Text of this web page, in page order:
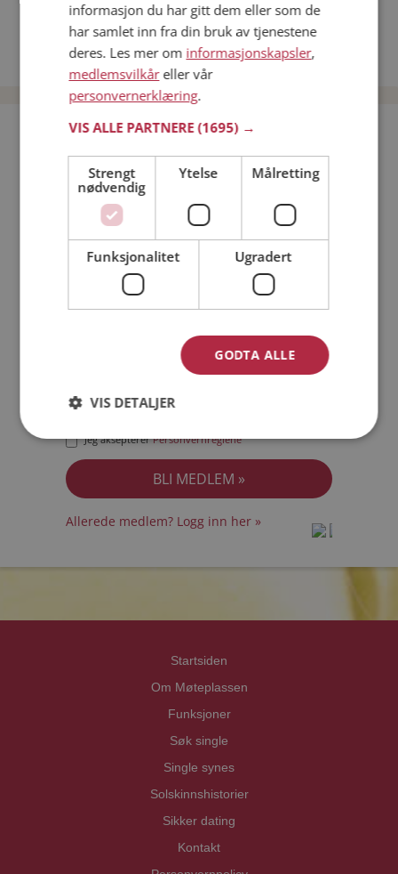
Kvinner fra Sandefjord
Date kvinner i Norge
Date menn i Norge
Bli medlem gratis!
Jeg er en:
Jeg akseptererPersonvernreglene
Allerede medlem? Logg inn her »
Startsiden
Om Møteplassen
Funksjoner
Søk single
Single synes
Solskinnshistorier
Sikker dating
Kontakt
informasjon du har gitt dem eller som de
har samlet inn fra din bruk av tjenestene
deres. Les mer om informasjonskapsler,
medlemsvilkåreller vår
personvernerklæring.
VIS ALLE PARTNERE(1695) →
Strengt
nødvendig
Ytelse Målretting
Funksjonalitet Ugradert
GODTA ALLE
VIS DETALJER